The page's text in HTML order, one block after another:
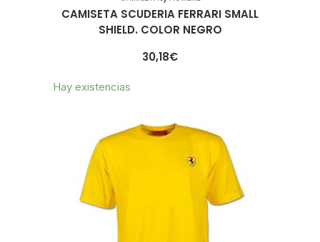
CAMISETA SCUDERIA FERRARI SMALL
SHIELD. COLOR NEGRO
30,18€
Hay existencias